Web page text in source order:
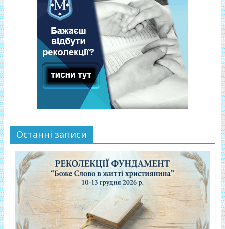
Останні записи